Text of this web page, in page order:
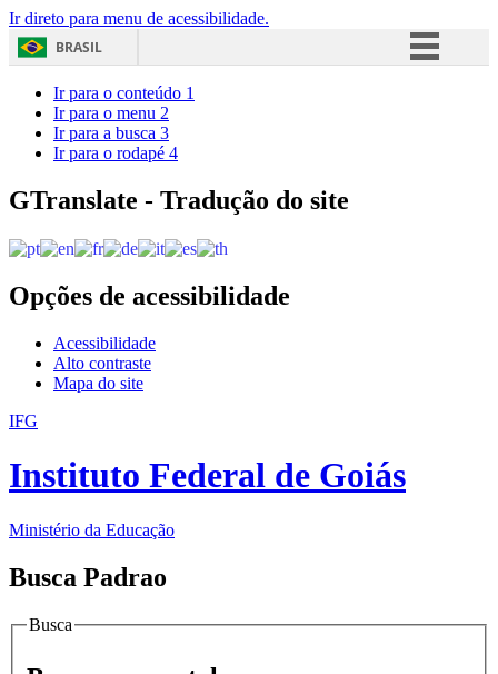
Ir direto para menu de acessibilidade.
BRASIL
Acesso à informação
Ir para o conteúdo 1
Ir para o menu 2
Ir para a busca 3
Ir para o rodapé 4
GTranslate - Tradução do site
Opções de acessibilidade
Acessibilidade
Alto contraste
Mapa do site
IFG
Instituto Federal de Goiás
Ministério da Educação
Busca Padrao
Busca